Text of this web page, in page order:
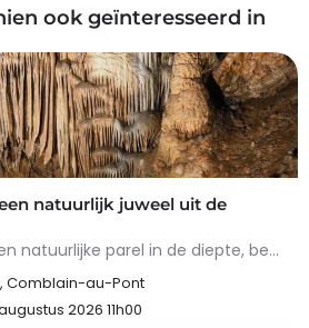
ook geïnteresseerd in
natuurlijk juweel uit de
De Comblain-grot, een natuurlijke parel in de diepte, betovert met zijn spectaculaire concreties. Tijdens het…
Comblain-au-Pont
2026 11h00